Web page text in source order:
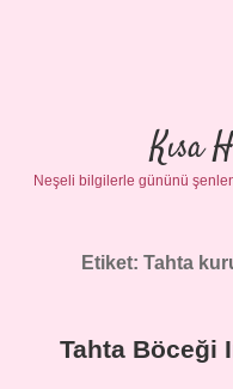
Kısa
Neşeli bilgilerle gününü
Etiket: Tahta
Tahta Böceği